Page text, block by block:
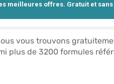
meilleures offres. Gratuit et